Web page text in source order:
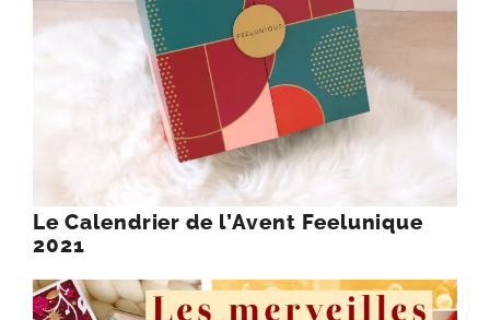
Le Calendrier de l’Avent Feelunique
2021